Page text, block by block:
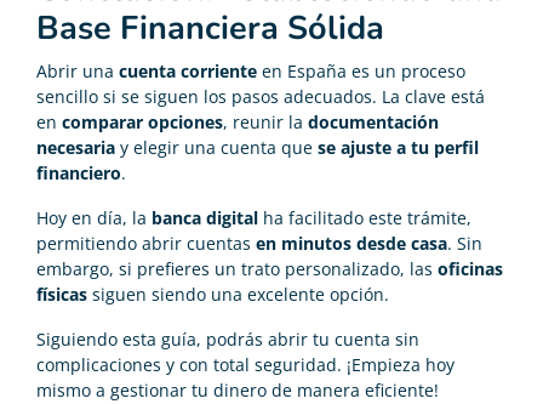
Base Financiera Sólida
Abrir una cuenta corriente en España es un proceso
sencillo si se siguen los pasos adecuados. La clave está
en comparar opciones, reunir la documentación
necesaria y elegir una cuenta que se ajuste a tu perfil
financiero.
Hoy en día, la banca digital ha facilitado este trámite,
permitiendo abrir cuentas en minutos desde casa. Sin
embargo, si prefieres un trato personalizado, las oficinas
físicas siguen siendo una excelente opción.
Siguiendo esta guía, podrás abrir tu cuenta sin
complicaciones y con total seguridad. ¡Empieza hoy
mismo a gestionar tu dinero de manera eficiente!